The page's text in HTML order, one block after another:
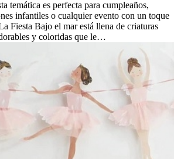
temática es perfecta para cumpleaños,
infantiles o cualquier evento con un toque
Fiesta Bajo el mar está llena de criaturas
y coloridas que le…